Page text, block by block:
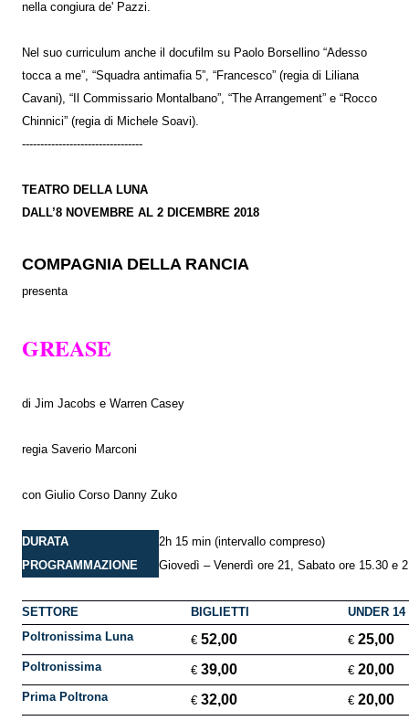
nella congiura de' Pazzi.
Nel suo curriculum anche il docufilm su Paolo Borsellino “Adesso
tocca a me”, “Squadra antimafia 5”, “Francesco” (regia di Liliana
Cavani), “Il Commissario Montalbano”, “The Arrangement” e “Rocco
Chinnici” (regia di Michele Soavi).
---------------------------------
TEATRO DELLA LUNA
DALL’8 NOVEMBRE AL 2 DICEMBRE 2018
COMPAGNIA DELLA RANCIA
presenta
GREASE
di Jim Jacobs e Warren Casey
regia Saverio Marconi
con Giulio Corso Danny Zuko
DURATA 2h 15 min (intervallo compreso)
PROGRAMMAZIONE Giovedì – Venerdì ore 21, Sabato ore 15.30 e
SETTORE BIGLIETTI UNDER 14
Poltronissima Luna € 52,00 € 25,00
Poltronissima € 39,00 € 20,00
Prima Poltrona € 32,00 € 20,00